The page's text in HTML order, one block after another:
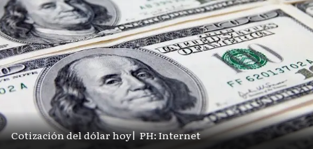
Cotización del dólar hoy| PH: Internet